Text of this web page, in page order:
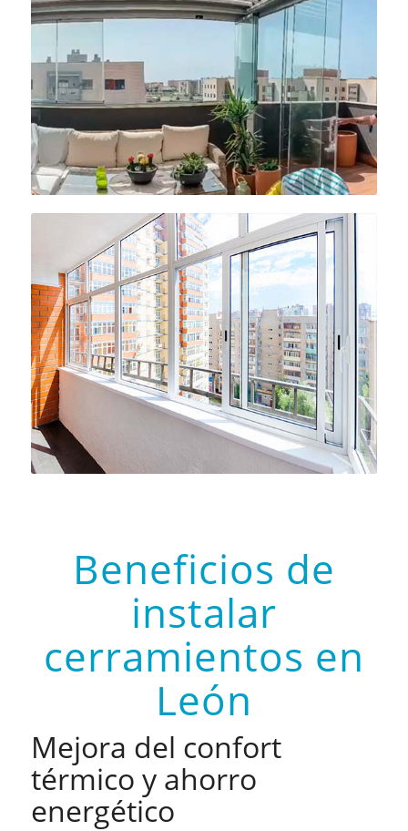
Beneficios de
instalar
cerramientos en
León
Mejora del confort
térmico y ahorro
energético